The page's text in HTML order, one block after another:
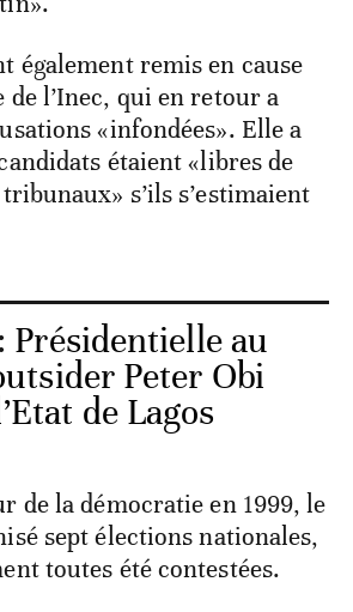
également remis en cause
de l’Inec, qui en retour a
«infondées». Elle a
étaient «libres de
s’ils s’estimaient
Présidentielle au
Peter Obi
de Lagos
de la démocratie en 1999, le
sept élections nationales,
toutes été contestées.